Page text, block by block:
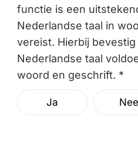
functie is een
Nederlandse taal in
vereist. Hierbij bevestig
Nederlandse taal
woord en geschrift. *
Ja Nee